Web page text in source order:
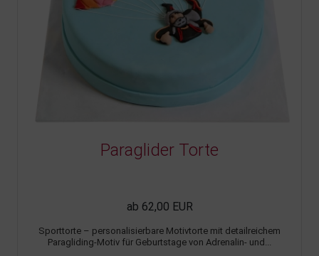
Paraglider Torte
ab 62,00 EUR
Sporttorte – personalisierbare Motivtorte mit detailreichem
Paragliding-Motiv für Geburtstage von Adrenalin- und...